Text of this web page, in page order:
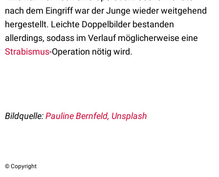
nach dem Eingriff war der Junge wieder weitgehend
hergestellt. Leichte Doppelbilder bestanden
allerdings, sodass im Verlauf möglicherweise eine
Strabismus-Operation nötig wird.
Bildquelle:Pauline Bernfeld, Unsplash
© Copyright